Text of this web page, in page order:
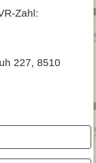
Zahl:
227, 8510